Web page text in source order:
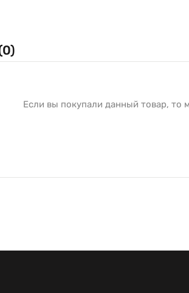
Если вы покупали данный товар,